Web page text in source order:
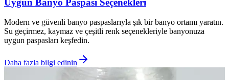
Uygun Banyo Paspası Seçenekleri
Modern ve güvenli banyo paspaslarıyla şık bir banyo ortamı yaratın.
Su geçirmez, kaymaz ve çeşitli renk seçenekleriyle banyonuza
uygun paspasları keşfedin.
Daha fazla bilgi edinin